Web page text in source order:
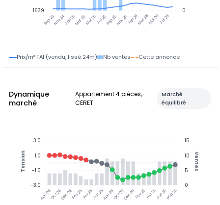
Sep 24Nov 24Jan 25Mar 25Mai 25Jul 25Sep 25Nov 25Jan 26Mar 26Mai 26Jul 26
0
1639
Prix/m² FAI (vendu, lissé 24m) Nb ventes Cette annonce
Dynamique
marché
Appartement 4 pièces,
CERET
Marché
équilibré
Aoû 24Oct 24Déc 24Fév 25Avr 25Jun 25Aoû 25Oct 25Déc 25Fév 26Avr 26Jun 26Aoû 26
15
10
5
0
Ventes
3.0
1.0
-1.0
-3.0
Tension